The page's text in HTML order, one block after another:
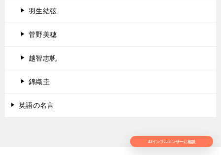
羽生結弦
菅野美穂
越智志帆
錦織圭
英語の名言
AIインフルエンサーに相談